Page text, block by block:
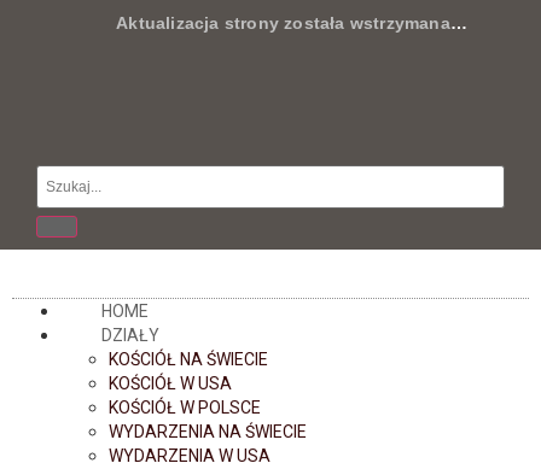
Aktualizacja strony została wstrzymana…
HOME
DZIAŁY
KOŚCIÓŁ NA ŚWIECIE
KOŚCIÓŁ W USA
KOŚCIÓŁ W POLSCE
WYDARZENIA NA ŚWIECIE
WYDARZENIA W USA